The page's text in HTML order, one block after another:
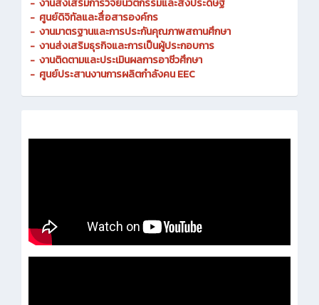
- งานพัฒนายุทธศาสตร์แผนงานและงบประมาณ
- งานส่งเสริมการวิจัยนวัตกรรมและสิ่งประดิษฐ์
- ศูนย์ดิจิทัลและสื่อสารองค์กร
- งานมาตรฐานและการประกันคุณภาพสถานศึกษา
- งานส่งเสริมธุรกิจและการเป็นผู้ประกอบการ
- งานติดตามและประเมินผลการอาชีวศึกษา
-ศูนย์ประสานงานการผลิตกำลังคน EEC